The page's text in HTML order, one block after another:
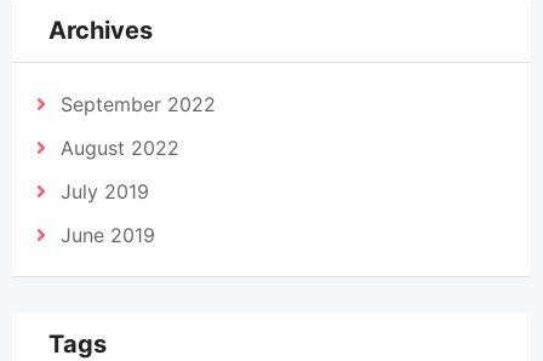
Archives
September 2022
August 2022
July 2019
June 2019
Tags